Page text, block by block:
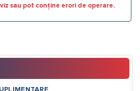
sau pot conține erori de operare.